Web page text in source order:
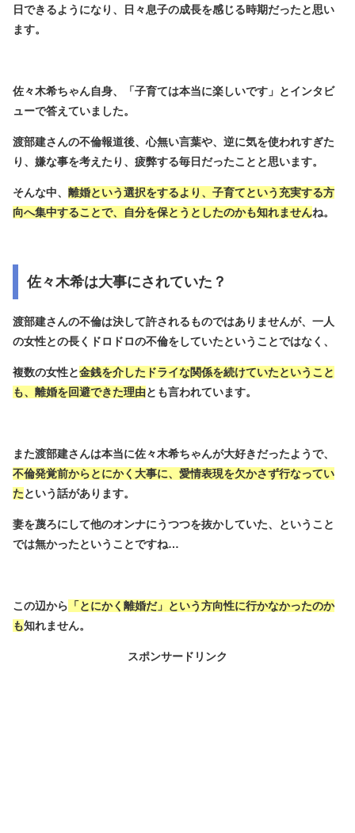
日できるようになり、日々息子の成長を感じる時期だったと思い
ます。
佐々木希ちゃん自身、「子育ては本当に楽しいです」とインタビ
ューで答えていました。
渡部建さんの不倫報道後、心無い言葉や、逆に気を使われすぎた
り、嫌な事を考えたり、疲弊する毎日だったことと思います。
そんな中、 離婚という選択をするより、子育てという充実する方
向へ集中することで、自分を保とうとしたのかも知れませんね。
佐々木希は大事にされていた？
渡部建さんの不倫は決して許されるものではありませんが、一人
の女性との長くドロドロの不倫をしていたということではなく、
複数の女性と金銭を介したドライな関係を続けていたということ
も、離婚を回避できた理由とも言われています。
また渡部建さんは本当に佐々木希ちゃんが大好きだったようで、
不倫発覚前からとにかく大事に、愛情表現を欠かさず行なってい
たという話があります。
妻を蔑ろにして他のオンナにうつつを抜かしていた、ということ
では無かったということですね…
この辺から 「とにかく離婚だ」という方向性に行かなかったのか
も知れません。
スポンサードリンク